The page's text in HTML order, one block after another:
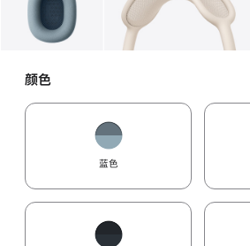
图库 1 图库 图像
颜色
蓝色